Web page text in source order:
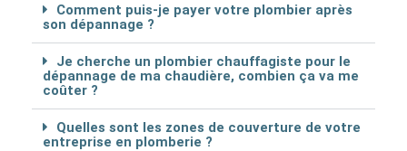
Comment puis-je payer votre plombier après
son dépannage ?
Je cherche un plombier chauffagiste pour le
dépannage de ma chaudière, combien ça va me
coûter ?
Quelles sont les zones de couverture de votre
entreprise en plomberie ?